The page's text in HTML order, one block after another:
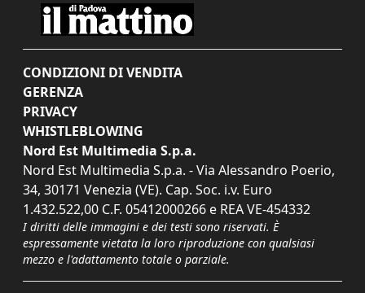
CONDIZIONI DI VENDITA
GERENZA
PRIVACY
WHISTLEBLOWING
Nord Est Multimedia S.p.a.
Nord Est Multimedia S.p.a. - Via Alessandro Poerio,
34, 30171 Venezia (VE). Cap. Soc. i.v. Euro
1.432.522,00 C.F. 05412000266 e REA VE-454332
I diritti delle immagini e dei testi sono riservati. È
espressamente vietata la loro riproduzione con qualsiasi
mezzo e l'adattamento totale o parziale.